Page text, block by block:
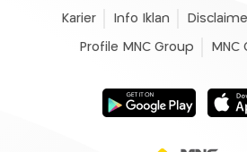
Karier Info Iklan
Profile MNC Group MNC